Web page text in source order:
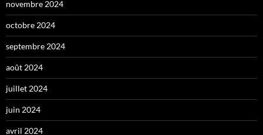
novembre 2024
octobre 2024
septembre 2024
août 2024
juillet 2024
juin 2024
avril 2024